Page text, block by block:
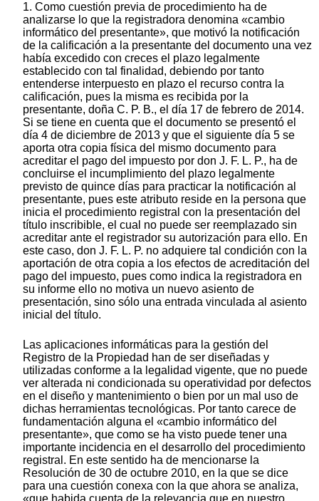
1. Como cuestión previa de procedimiento ha de
analizarse lo que la registradora denomina «cambio
informático del presentante», que motivó la notificación
de la calificación a la presentante del documento una vez
había excedido con creces el plazo legalmente
establecido con tal finalidad, debiendo por tanto
entenderse interpuesto en plazo el recurso contra la
calificación, pues la misma es recibida por la
presentante, doña C. P. B., el día 17 de febrero de 2014.
Si se tiene en cuenta que el documento se presentó el
día 4 de diciembre de 2013 y que el siguiente día 5 se
aporta otra copia física del mismo documento para
acreditar el pago del impuesto por don J. F. L. P., ha de
concluirse el incumplimiento del plazo legalmente
previsto de quince días para practicar la notificación al
presentante, pues este atributo reside en la persona que
inicia el procedimiento registral con la presentación del
título inscribible, el cual no puede ser reemplazado sin
acreditar ante el registrador su autorización para ello. En
este caso, don J. F. L. P. no adquiere tal condición con la
aportación de otra copia a los efectos de acreditación del
pago del impuesto, pues como indica la registradora en
su informe ello no motiva un nuevo asiento de
presentación, sino sólo una entrada vinculada al asiento
inicial del título.
Las aplicaciones informáticas para la gestión del
Registro de la Propiedad han de ser diseñadas y
utilizadas conforme a la legalidad vigente, que no puede
ver alterada ni condicionada su operatividad por defectos
en el diseño y mantenimiento o bien por un mal uso de
dichas herramientas tecnológicas. Por tanto carece de
fundamentación alguna el «cambio informático del
presentante», que como se ha visto puede tener una
importante incidencia en el desarrollo del procedimiento
registral. En este sentido ha de mencionarse la
Resolución de 30 de octubre 2010, en la que se dice
para una cuestión conexa con la que ahora se analiza,